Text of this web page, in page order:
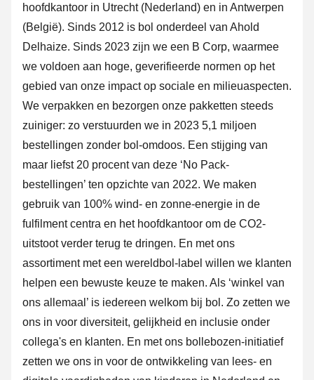
hoofdkantoor in Utrecht (Nederland) en in Antwerpen
(België). Sinds 2012 is bol onderdeel van Ahold
Delhaize. Sinds 2023 zijn we een B Corp, waarmee
we voldoen aan hoge, geverifieerde normen op het
gebied van onze impact op sociale en milieuaspecten.
We verpakken en bezorgen onze pakketten steeds
zuiniger: zo verstuurden we in 2023 5,1 miljoen
bestellingen zonder bol-omdoos. Een stijging van
maar liefst 20 procent van deze ‘No Pack-
bestellingen’ ten opzichte van 2022. We maken
gebruik van 100% wind- en zonne-energie in de
fulfilment centra en het hoofdkantoor om de CO2-
uitstoot verder terug te dringen. En met ons
assortiment met een wereldbol-label willen we klanten
helpen een bewuste keuze te maken. Als ‘winkel van
ons allemaal’ is iedereen welkom bij bol. Zo zetten we
ons in voor diversiteit, gelijkheid en inclusie onder
collega's en klanten. En met ons bollebozen-initiatief
zetten we ons in voor de ontwikkeling van lees- en